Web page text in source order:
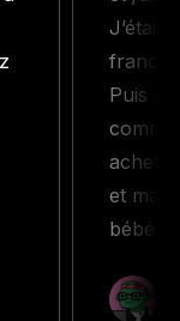
J’étais
Puis un
acheté
et
bébé. »